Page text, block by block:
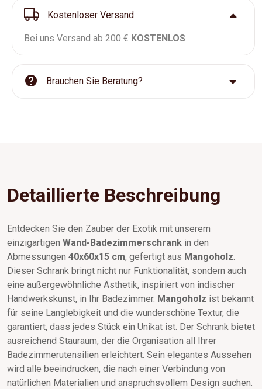
Kostenloser Versand
Bei uns Versand ab 200 € KOSTENLOS
Brauchen Sie Beratung?
Detaillierte Beschreibung
Entdecken Sie den Zauber der Exotik mit unserem
einzigartigen Wand-Badezimmerschrank in den
Abmessungen 40x60x15 cm, gefertigt aus Mangoholz
Dieser Schrank bringt nicht nur Funktionalität, sondern auch
eine außergewöhnliche Ästhetik, inspiriert von indischer
Handwerkskunst, in Ihr Badezimmer. Mangoholz ist bekannt
für seine Langlebigkeit und die wunderschöne Textur, die
garantiert, dass jedes Stück ein Unikat ist. Der Schrank bietet
ausreichend Stauraum, der die Organisation all Ihrer
Badezimmerutensilien erleichtert. Sein elegantes Aussehen
wird alle beeindrucken, die nach einer Verbindung von
natürlichen Materialien und anspruchsvollem Design suchen.